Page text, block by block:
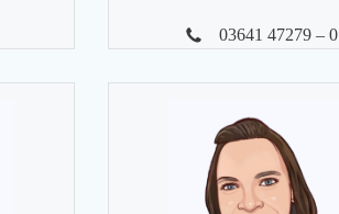
03641 47279 – 0